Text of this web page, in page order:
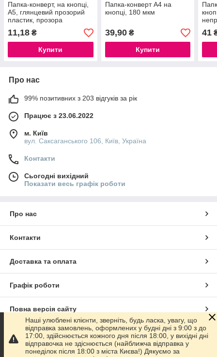
Папка-конверт, на кнопці,
А5, глянцевий прозорий
пластик, прозора
11,18 ₴
Купити
Папка-конверт А4 на
кнопці, 180 мкм
39,90₴
Купити
41
Про нас
99% позитивних з 203 відгуків за рік
Працює з 23.06.2022
м. Київ
вул. Саксаганського 106, Київ, Україна
Контакти
Сьогодні вихідний
Показати весь графік роботи
Про нас
Контакти
Доставка та оплата
Графік роботи
Повна версія сайту
Сайт створено на маркетплейсіProm.ua
Наші улюблені клієнти, зверніть, будь ласка, увагу, що
відправка замовлень, оформлених у будні дні з 9:00 з до
17:00, здійснюється кожного дня після 18:00, у вихідні дні
відправочка не здіснюється (найближча відправка у
понеділок після 18:00 з міста Києва!) Дякуємо за